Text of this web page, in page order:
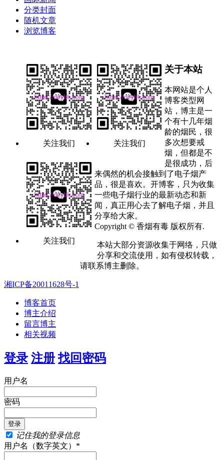
分类封面
随机文章
浏览博客
关注我们 关注我们
关注我们
关于本站
本网站是个人
博客类型网
站，博主是一
个有十几年烟
龄的烟民，很
多次想要戒
烟，但都是不
是很成功，后
来偶然的机会接触到了电子烟产
品，很是喜欢。开博客，只为收集
一些电子烟行业的最新动态和新
闻，真正用心去了解电子烟，并且
分享给大家。
Copyright © 香烟有毒 版权所有.
本站大部分资源收集于网络，只做
分享和交流使用，如有侵权转载，
请联系博主删除。
湘ICP备20011628号-1
博客首页
博主介绍
留言博主
相关视频
登录 注册 找回密码
用户名
密码
记住我的登录信息
用户名（数字英文）*